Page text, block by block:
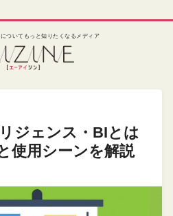
ついてもっと知りたくなるメディア
ジェンス・BIとは
使用シーンを解説